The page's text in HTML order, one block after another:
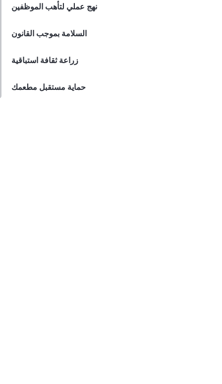
نهج عملي لتأهب الموظفين
السلامة بموجب القانون
زراعة ثقافة استباقية
حماية مستقبل مطعمك